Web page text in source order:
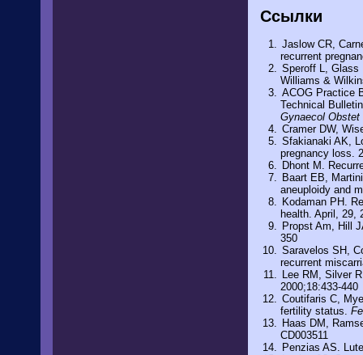
Ссылки
Jaslow CR,
recurrent
Speroff L, Glass
Williams &
ACOG Practice
Technical
Gynaecol Obstet
Cramer DW,
Sfakianaki AK,
pregnancy loss.
Dhont M.
Baart EB,
aneuploidy and
Kodaman PH.
health. April, 29,
Propst Am, Hill
350
Saravelos SH,
recurrent
Lee RM, Silver
2000;18:433-440
Coutifaris C,
fertility status.
Haas DM,
CD003511
Penzias AS.